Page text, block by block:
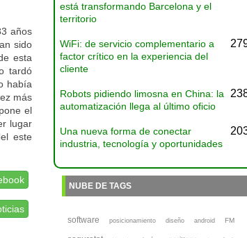
años
sido
esta
tardó
había
más
el
lugar
este
está transformando Barcelona y el
territorio
WiFi: de servicio complementario a
factor crítico en la experiencia del
cliente
Robots pidiendo limosna en China: la
automatización llega al último oficio
Una nueva forma de conectar
industria, tecnología y oportunidades
NUBE DE TAGS
software posicionamiento diseño android FM